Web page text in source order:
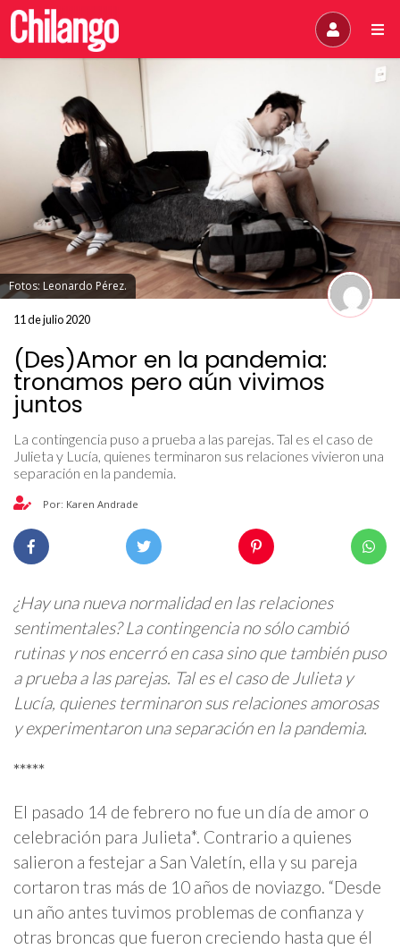
Fotos: Leonardo Pérez.
11 de julio 2020
(Des)Amor en la pandemia:
tronamos pero aún vivimos
juntos
La contingencia puso a prueba a las parejas. Tal es el caso de
Julieta y Lucía, quienes terminaron sus relaciones vivieron una
separación en la pandemia.
Por: Karen Andrade
¿Hay una nueva normalidad en las relaciones
sentimentales? La contingencia no sólo cambió
rutinas y nos encerró en casa sino que también puso
a prueba a las parejas. Tal es el caso de Julieta y
Lucía, quienes terminaron sus relaciones amorosas
y experimentaron una separación en la pandemia.
*****
El pasado 14 de febrero no fue un día de amor o
celebración para Julieta*. Contrario a quienes
salieron a festejar a San Valetín, ella y su pareja
cortaron tras más de 10 años de noviazgo. “Desde
un año antes tuvimos problemas de confianza y
otras broncas que fueron creciendo hasta que él